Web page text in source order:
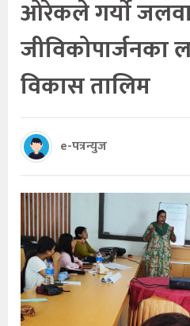
ओरेकले गर्याे
जीविकोपार्जनका
विकास तालिम
e-पत्रन्युज